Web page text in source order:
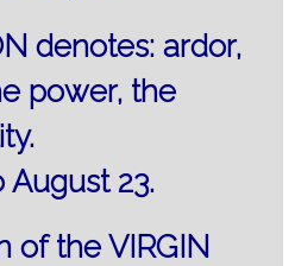
denotes: ardor,
power, the
August 23.
of the VIRGIN